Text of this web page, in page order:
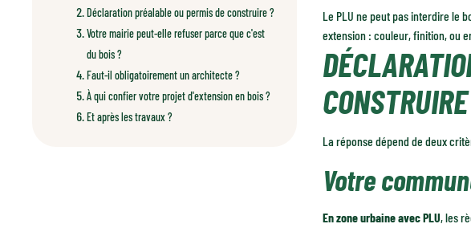
Déclaration préalable ou permis de construire ?
Votre mairie peut-elle refuser parce que c'est
du bois ?
Faut-il obligatoirement un architecte ?
À qui confier votre projet d'extension en bois ?
Et après les travaux ?
Le PLU ne peut pas interdire le
extension : couleur, finition, ou
La réponse dépend de deux
Votre
En zone urbaine avec PLU, les